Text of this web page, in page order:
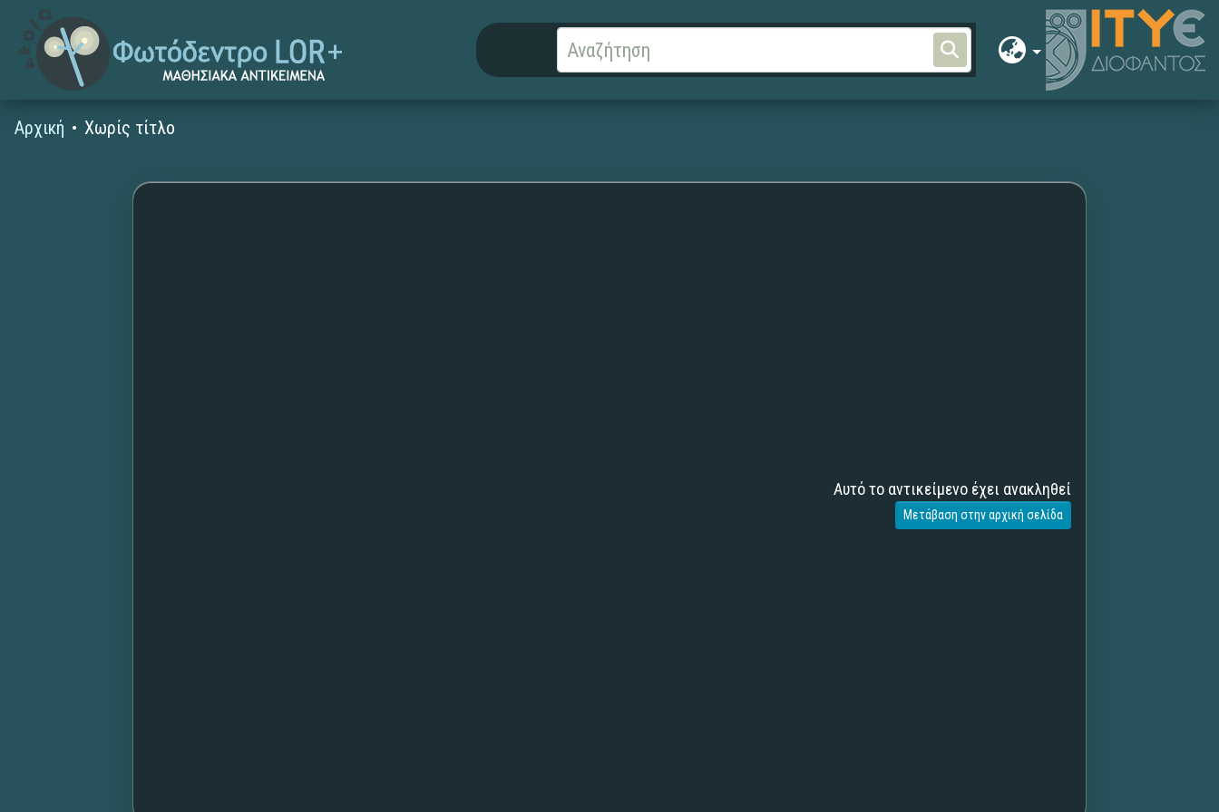
Αρχική Χωρίς τίτλο
Αυτό το αντικείμενο έχει ανακληθεί
Μετάβαση στην αρχική σελίδα